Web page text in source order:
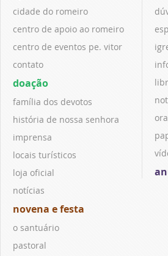
cidade do romeiro
centro de apoio ao romeiro
centro de eventos pe. vitor
contato
doação
família dos devotos
história de nossa senhora
imprensa
locais turísticos
loja oficial
notícias
novena e festa
o santuário
pastoral